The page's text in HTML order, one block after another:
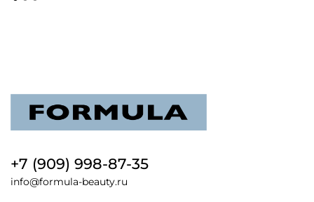
+7 (909) 998-87-35
info@formula-beauty.ru